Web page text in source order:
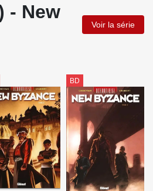
- New
Voir la série
BD